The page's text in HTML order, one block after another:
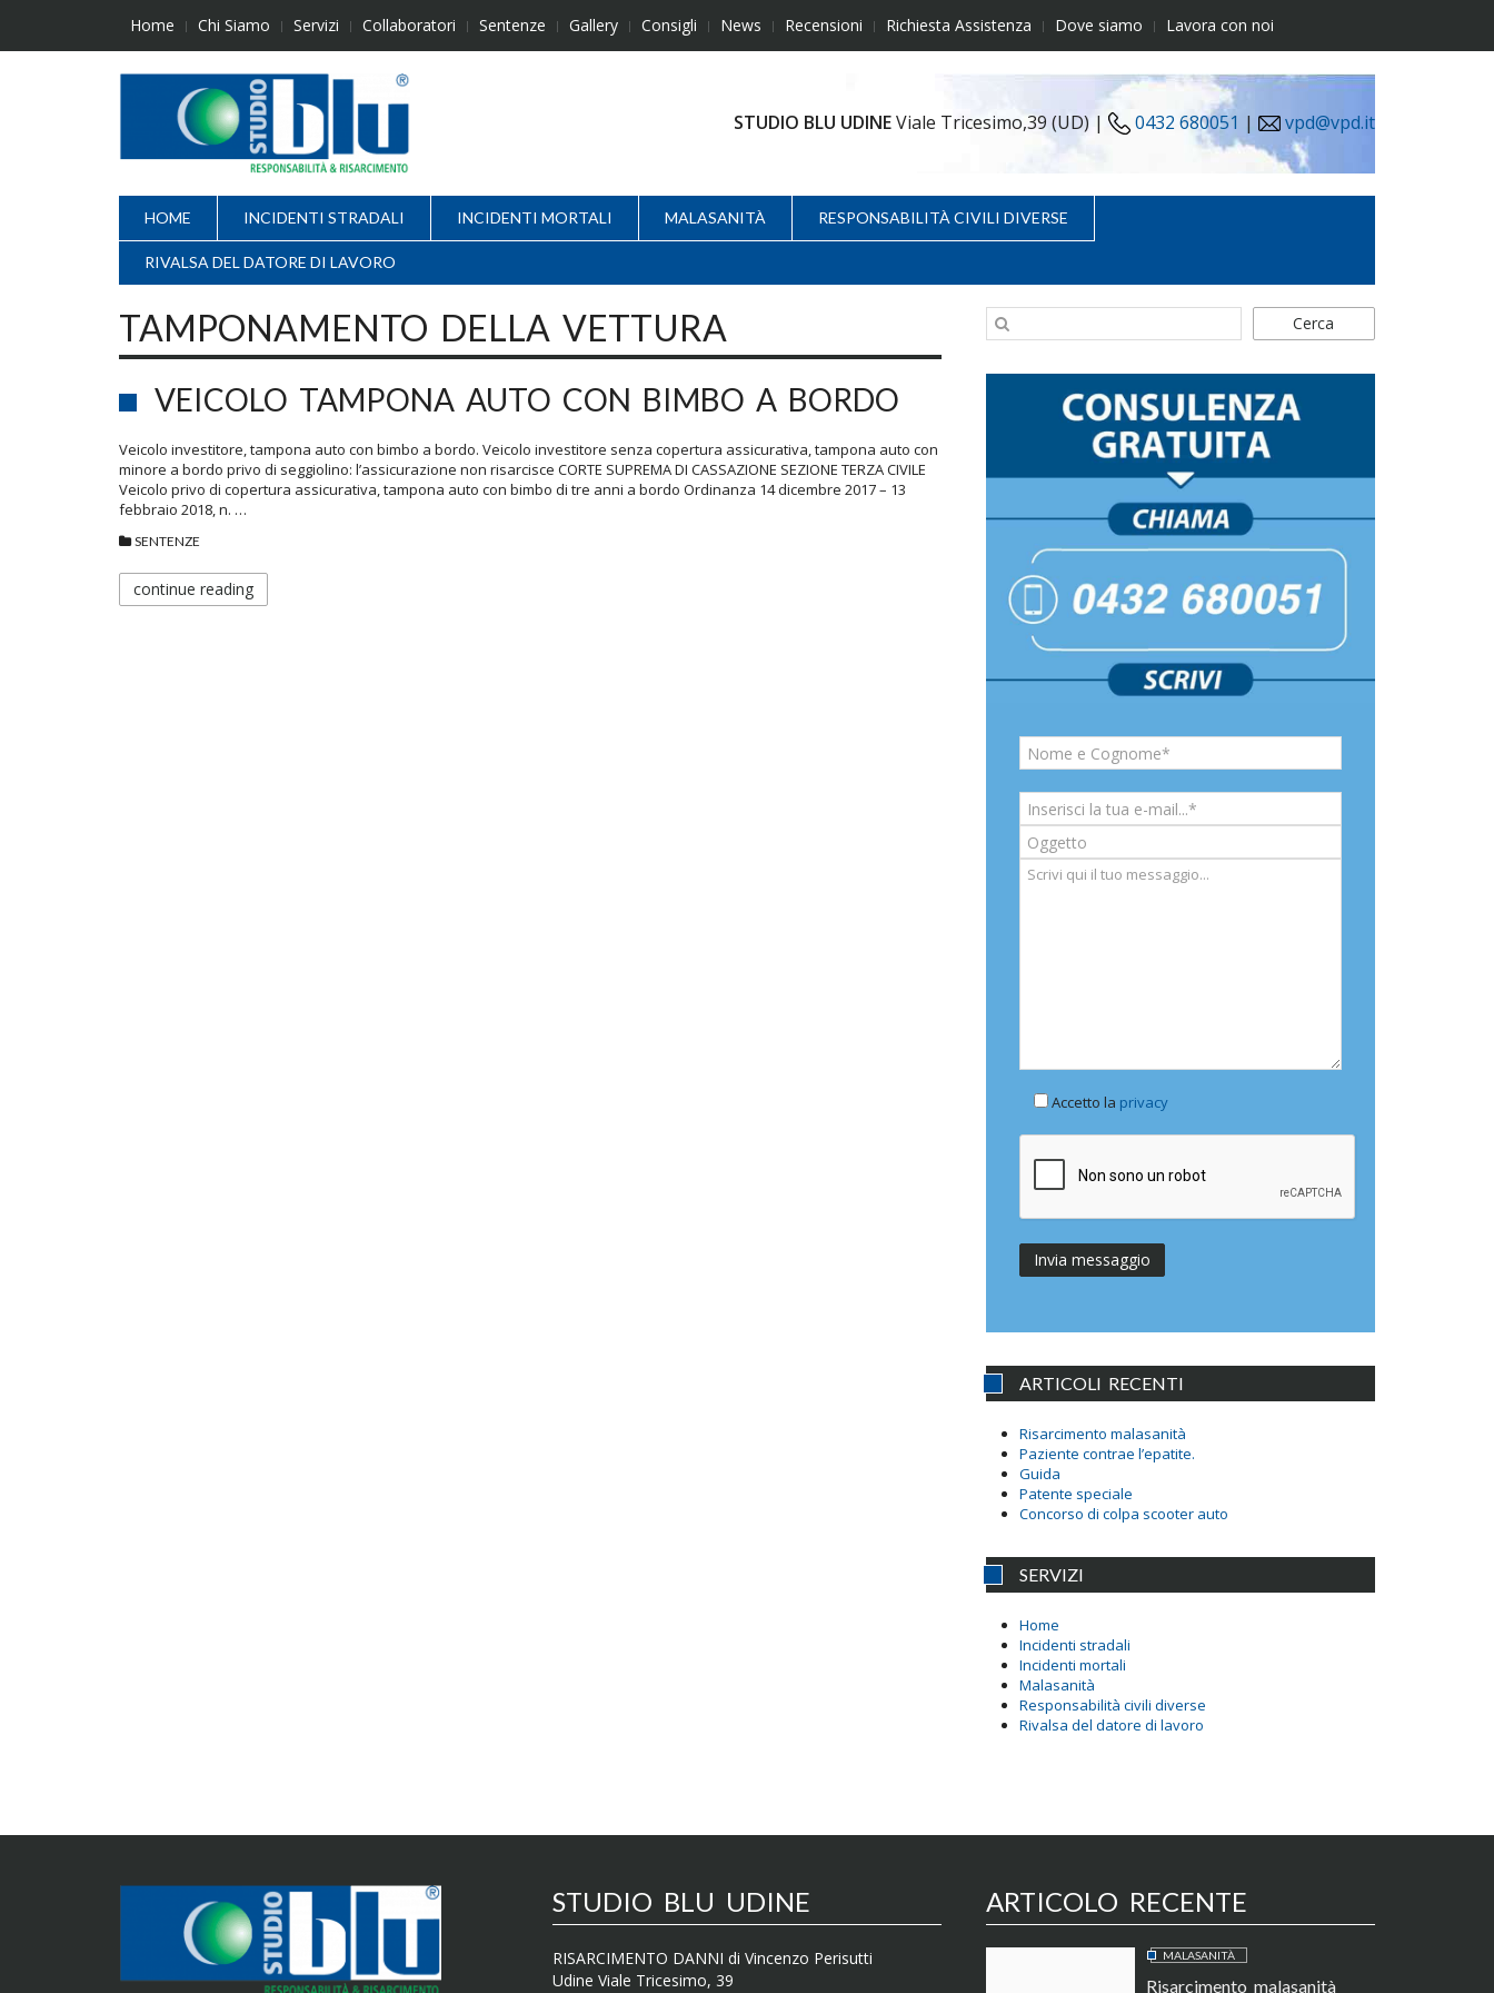
content
Home Chi Siamo Servizi Collaboratori Sentenze Gallery Consigli News Recensioni Richiesta Assistenza Dove siamo Lavora con noi
STUDIO BLU UDINEViale Tricesimo,39 (UD) | 0432 680051 | vpd@vpd.it
HOME INCIDENTI STRADALI INCIDENTI MORTALI MALASANITÀ RESPONSABILITÀ CIVILI DIVERSE
RIVALSA DEL DATORE DI LAVORO
TAMPONAMENTO DELLA VETTURA
VEICOLO TAMPONA AUTO CON BIMBO A BORDO
Veicolo investitore, tampona auto con bimbo a bordo. Veicolo investitore senza copertura assicurativa, tampona auto con
minore a bordo privo di seggiolino: l’assicurazione non risarcisce CORTE SUPREMA DI CASSAZIONE SEZIONE TERZA CIVILE
Veicolo privo di copertura assicurativa, tampona auto con bimbo di tre anni a bordo Ordinanza 14 dicembre 2017 – 13
febbraio 2018, n. …
SENTENZE
continue reading
Cerca
Accetto la privacy
ARTICOLI RECENTI
Risarcimento malasanità
Paziente contrae l’epatite.
Guida
Patente speciale
Concorso di colpa scooter auto
SERVIZI
Home
Incidenti stradali
Incidenti mortali
Malasanità
Responsabilità civili diverse
Rivalsa del datore di lavoro
STUDIO BLU UDINE
RISARCIMENTO DANNI di Vincenzo Perisutti
Udine Viale Tricesimo, 39
ARTICOLO RECENTE
MALASANITÀ
Risarcimento malasanità